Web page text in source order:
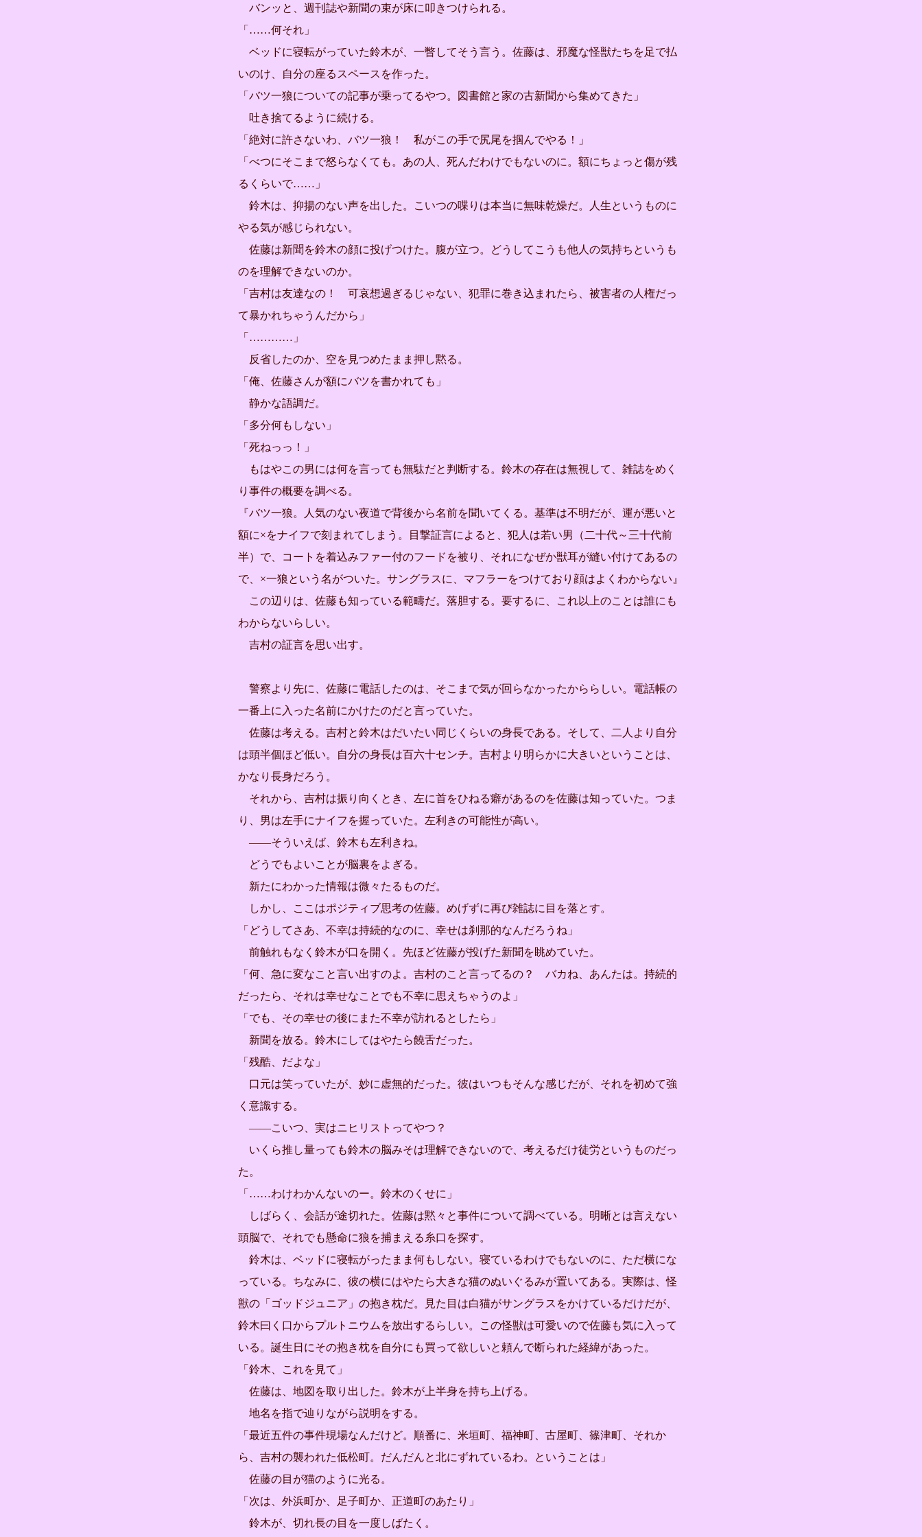
バンッと、週刊誌や新聞の束が床に叩きつけられる。
「……何それ」
ベッドに寝転がっていた鈴木が、一瞥してそう言う。佐藤は、邪魔な怪獣たちを足で払
いのけ、自分の座るスペースを作った。
「バツ一狼についての記事が乗ってるやつ。図書館と家の古新聞から集めてきた」
吐き捨てるように続ける。
「絶対に許さないわ、バツ一狼！ 私がこの手で尻尾を掴んでやる！」
「べつにそこまで怒らなくても。あの人、死んだわけでもないのに。額にちょっと傷が残
るくらいで……」
鈴木は、抑揚のない声を出した。こいつの喋りは本当に無味乾燥だ。人生というものに
やる気が感じられない。
佐藤は新聞を鈴木の顔に投げつけた。腹が立つ。どうしてこうも他人の気持ちというも
のを理解できないのか。
「吉村は友達なの！ 可哀想過ぎるじゃない、犯罪に巻き込まれたら、被害者の人権だっ
て暴かれちゃうんだから」
「…………」
反省したのか、空を見つめたまま押し黙る。
「俺、佐藤さんが額にバツを書かれても」
静かな語調だ。
「多分何もしない」
「死ねっっ！」
もはやこの男には何を言っても無駄だと判断する。鈴木の存在は無視して、雑誌をめく
り事件の概要を調べる。
『バツ一狼。人気のない夜道で背後から名前を聞いてくる。基準は不明だが、運が悪いと
額に×をナイフで刻まれてしまう。目撃証言によると、犯人は若い男（二十代～三十代前
半）で、コートを着込みファー付のフードを被り、それになぜか獣耳が縫い付けてあるの
で、×一狼という名がついた。サングラスに、マフラーをつけており顔はよくわからない』
この辺りは、佐藤も知っている範疇だ。落胆する。要するに、これ以上のことは誰にも
わからないらしい。
吉村の証言を思い出す。
警察より先に、佐藤に電話したのは、そこまで気が回らなかったかららしい。電話帳の
一番上に入った名前にかけたのだと言っていた。
佐藤は考える。吉村と鈴木はだいたい同じくらいの身長である。そして、二人より自分
は頭半個ほど低い。自分の身長は百六十センチ。吉村より明らかに大きいということは、
かなり長身だろう。
それから、吉村は振り向くとき、左に首をひねる癖があるのを佐藤は知っていた。つま
り、男は左手にナイフを握っていた。左利きの可能性が高い。
――そういえば、鈴木も左利きね。
どうでもよいことが脳裏をよぎる。
新たにわかった情報は微々たるものだ。
しかし、ここはポジティブ思考の佐藤。めげずに再び雑誌に目を落とす。
「どうしてさあ、不幸は持続的なのに、幸せは刹那的なんだろうね」
前触れもなく鈴木が口を開く。先ほど佐藤が投げた新聞を眺めていた。
「何、急に変なこと言い出すのよ。吉村のこと言ってるの？ バカね、あんたは。持続的
だったら、それは幸せなことでも不幸に思えちゃうのよ」
「でも、その幸せの後にまた不幸が訪れるとしたら」
新聞を放る。鈴木にしてはやたら饒舌だった。
「残酷、だよな」
口元は笑っていたが、妙に虚無的だった。彼はいつもそんな感じだが、それを初めて強
く意識する。
――こいつ、実はニヒリストってやつ？
いくら推し量っても鈴木の脳みそは理解できないので、考えるだけ徒労というものだっ
た。
「……わけわかんないのー。鈴木のくせに」
しばらく、会話が途切れた。佐藤は黙々と事件について調べている。明晰とは言えない
頭脳で、それでも懸命に狼を捕まえる糸口を探す。
鈴木は、ベッドに寝転がったまま何もしない。寝ているわけでもないのに、ただ横にな
っている。ちなみに、彼の横にはやたら大きな猫のぬいぐるみが置いてある。実際は、怪
獣の「ゴッドジュニア」の抱き枕だ。見た目は白猫がサングラスをかけているだけだが、
鈴木曰く口からプルトニウムを放出するらしい。この怪獣は可愛いので佐藤も気に入って
いる。誕生日にその抱き枕を自分にも買って欲しいと頼んで断られた経緯があった。
「鈴木、これを見て」
佐藤は、地図を取り出した。鈴木が上半身を持ち上げる。
地名を指で辿りながら説明をする。
「最近五件の事件現場なんだけど。順番に、米垣町、福神町、古屋町、篠津町、それか
ら、吉村の襲われた低松町。だんだんと北にずれているわ。ということは」
佐藤の目が猫のように光る。
「次は、外浜町か、足子町か、正道町のあたり」
鈴木が、切れ長の目を一度しばたく。